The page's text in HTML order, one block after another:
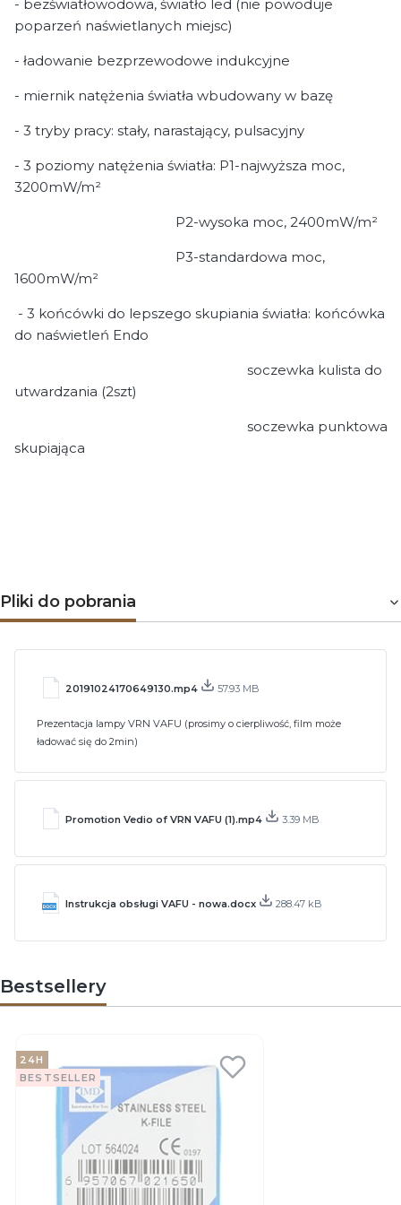
- bezświatłowodowa, światło led (nie powoduje
poparzeń naświetlanych miejsc)
- ładowanie bezprzewodowe indukcyjne
- miernik natężenia światła wbudowany w bazę
- 3 tryby pracy: stały, narastający, pulsacyjny
- 3 poziomy natężenia światła: P1-najwyższa moc,
3200mW/m²
P2-wysoka moc, 2400mW/m²
P3-standardowa moc,
1600mW/m²
- 3 końcówki do lepszego skupiania światła: końcówka
do naświetleń Endo
soczewka kulista do
utwardzania (2szt)
soczewka punktowa
skupiająca
Pliki do pobrania
20191024170649130.mp4 57.93 MB
Prezentacja lampy VRN VAFU (prosimy o cierpliwość, film może
ładować się do 2min)
Promotion Vedio of VRN VAFU (1).mp4 3.39 MB
Instrukcja obsługi VAFU - nowa.docx 288.47 kB
Bestsellery
24H
BESTSELLER